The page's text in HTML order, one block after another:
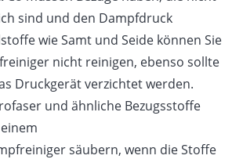
sind und den Dampfdruck
wie Samt und Seide können Sie
nicht reinigen, ebenso sollte
Druckgerät verzichtet werden.
und ähnliche Bezugsstoffe
säubern, wenn die Stoffe